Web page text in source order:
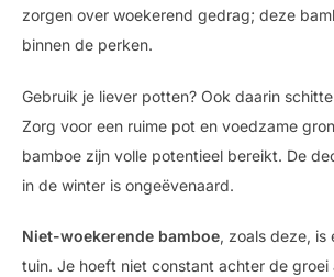
zorgen over woekerend gedrag; deze
binnen de perken.
Gebruik je liever potten? Ook daarin
Zorg voor een ruime pot en voedzame
bamboe zijn volle potentieel bereikt. De
in de winter is ongeëvenaard.
Niet-woekerende bamboe, zoals deze, is
tuin. Je hoeft niet constant achter de groei